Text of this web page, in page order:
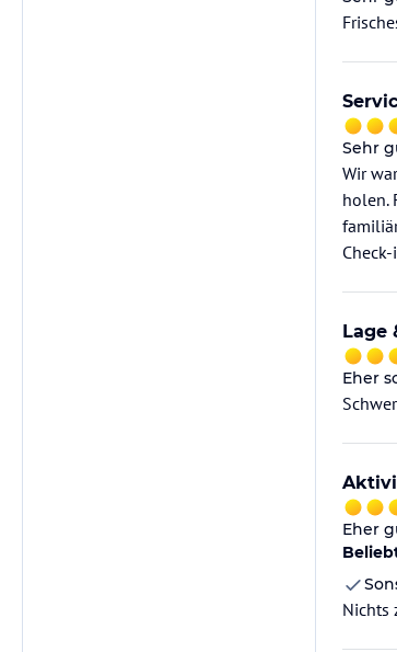
Sehr
Wir
holen.
Lage
Eher
Eher
Nichts